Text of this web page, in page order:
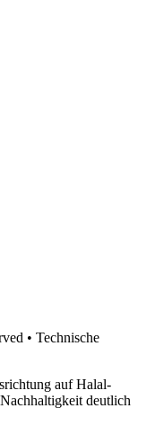
• Technische
auf Halal-
deutlich